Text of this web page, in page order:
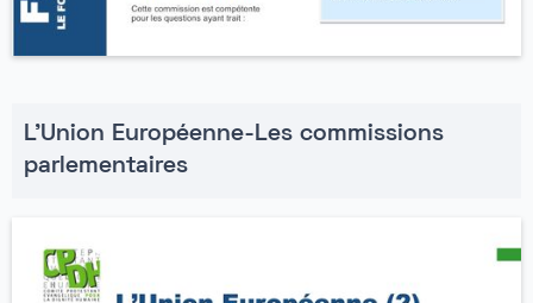
L'Union Européenne-Les commissions
parlementaires